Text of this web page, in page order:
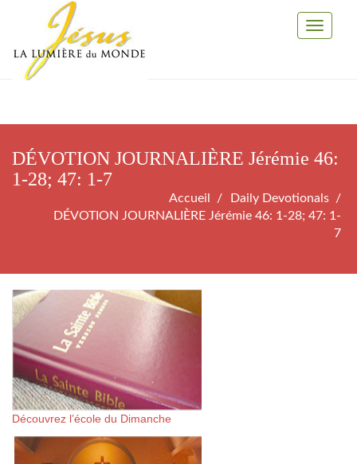
Toggle
DÉVOTION JOURNALIÈRE Jérémie 46:
1-28; 47: 1-7
Accueil
Daily Devotionals
DÉVOTION JOURNALIÈRE Jérémie 46: 1-28; 47: 1-
7
Découvrez l’école du Dimanche